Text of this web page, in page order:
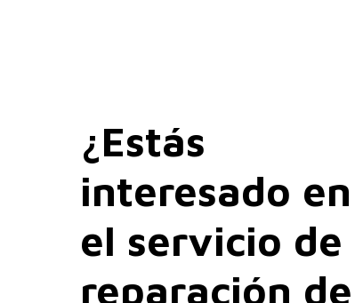
¿Estás
interesado en
el servicio de
reparación de